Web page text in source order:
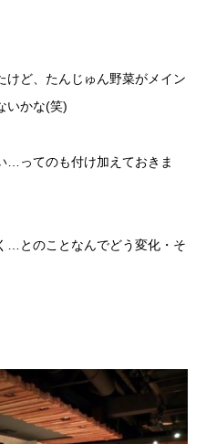
けど、たんじゅん野菜がメイン
いかな(笑)
…ってのも付け加えておきま
…とのことなんでどう変化・そ